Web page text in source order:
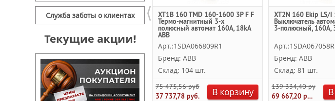
Служба заботы о клиентах
Текущие акции!
XT1B 160 TMD 160-1600 3P F F
Термо-магнитный 3-х
полюсный автомат 160А, 18kA
ABB
Арт.:1SDA066809R1
Бренд: ABB
Склад: 104 шт.
75 475,56 руб.
37 737,78 руб.
В корзину
XT2N 160 Ekip LS/I
Выключатель
3-полюсный, 160А,
Бренд: ABB
Склад: 81 шт.
139 334,40 руб.
69 667,20 руб.
⟨